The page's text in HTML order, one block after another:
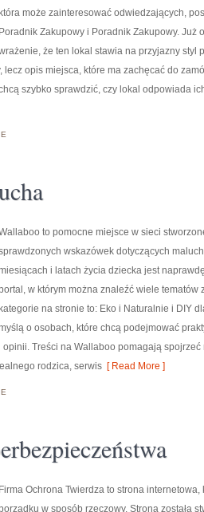
która może zainteresować odwiedzających,
Poradnik Zakupowy i Poradnik Zakupowy.
że ten lokal stawia na przyjazny styl
opis miejsca, które ma zachęcać do
szybko sprawdzić, czy lokal odpowiada
to pomocne miejsce w sieci
wskazówek dotyczących
i latach życia dziecka jest
w którym można znaleźć wiele
kategorie na stronie to: Eko i Naturalnie i DIY
o osobach, które chcą podejmować
Treści na Wallaboo pomagają
rodzica, serwis [ Read More ]
Firma Ochrona Twierdza to strona
w sposób rzeczowy. Strona została